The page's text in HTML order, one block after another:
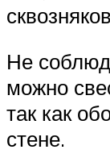
сквозняков
Не
можно
так как
стене.